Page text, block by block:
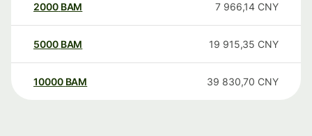
2000 BAM 7 966,14 CNY
5000 BAM 19 915,35 CNY
10000 BAM 39 830,70 CNY